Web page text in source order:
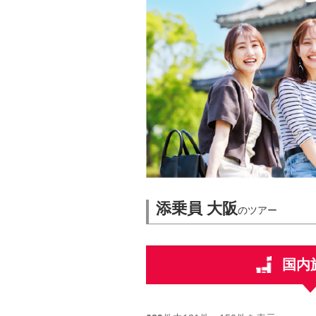
添乗員 大阪のツアー
国内